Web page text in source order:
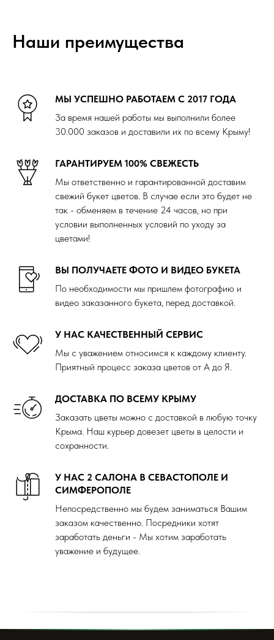
Наши преимущества
МЫ УСПЕШНО РАБОТАЕМ С 2017 ГОДА
За время нашей работы мы выполнили более
30.000 заказов и доставили их по всему Крыму!
ГАРАНТИРУЕМ 100% СВЕЖЕСТЬ
Мы ответственно и гарантированной доставим
свежий букет цветов. В случае если это будет не
так - обменяем в течение 24 часов, но при
условии выполненных условий по уходу за
цветами!
ВЫ ПОЛУЧАЕТЕ ФОТО И ВИДЕО БУКЕТА
По необходимости мы пришлем фотографию и
видео заказанного букета, перед доставкой.
У НАС КАЧЕСТВЕННЫЙ СЕРВИС
Мы с уважением относимся к каждому клиенту.
Приятный процесс заказа цветов от А до Я.
ДОСТАВКА ПО ВСЕМУ КРЫМУ
Заказать цветы можно с доставкой в любую точку
Крыма. Наш курьер довезет цветы в целости и
сохранности.
У НАС 2 САЛОНА В СЕВАСТОПОЛЕ И
СИМФЕРОПОЛЕ
Непосредственно мы будем заниматься Вашим
заказом качественно. Посредники хотят
заработать деньги - Мы хотим заработать
уважение и будущее.